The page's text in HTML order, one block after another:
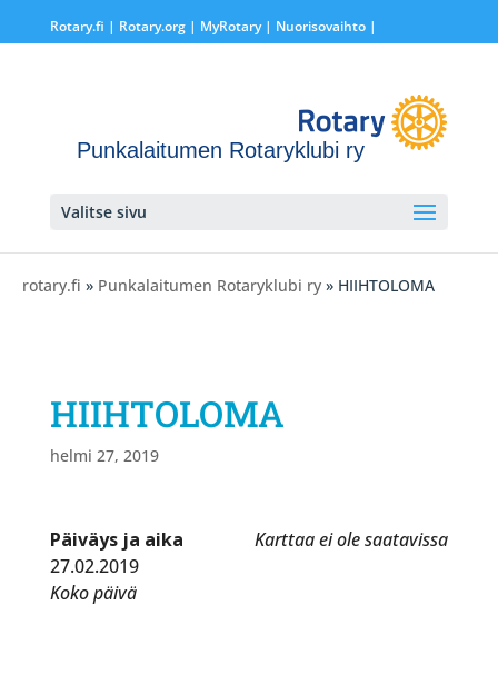
Rotary.fi | Rotary.org| MyRotary | Nuorisovaihto|
Punkalaitumen Rotaryklubi ry
Valitse sivu
rotary.fi » Punkalaitumen Rotaryklubi ry » HIIHTOLOMA
HIIHTOLOMA
helmi 27, 2019
Karttaa ei ole saatavissa
Päiväys ja aika
27.02.2019
Koko päivä